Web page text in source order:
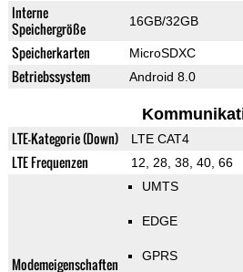
Interne
Speichergröße
16GB/32GB
Speicherkarten MicroSDXC
Betriebssystem Android 8.0
LTE-Kategorie (Down) LTE CAT4
LTE Frequenzen 12, 28, 38, 40, 66
Modemeigenschaften
UMTS
EDGE
GPRS